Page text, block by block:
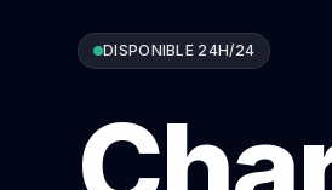
DISPONIBLE 24H/24